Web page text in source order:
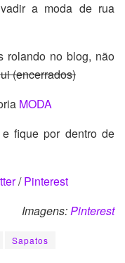
a moda de rua
rolando no blog, não
(encerrados)
MODA
fique por dentro de
/Pinterest
Imagens:Pinterest
Sapatos